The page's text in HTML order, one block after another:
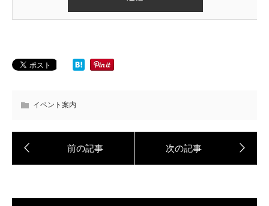
イベント案内